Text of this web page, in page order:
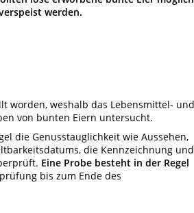
werden.
worden, weshalb das Lebensmittel- und
von bunten Eiern untersucht.
die Genusstauglichkeit wie Aussehen,
die Kennzeichnung und
Eine Probe besteht in der Regel
bis zum Ende des